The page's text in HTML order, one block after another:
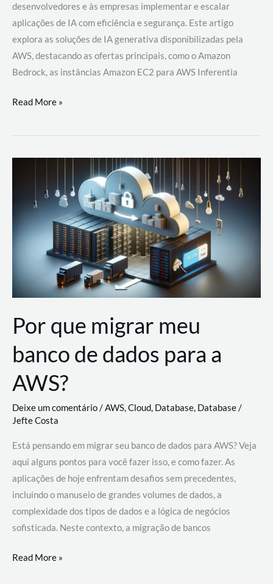
desenvolvedores e às empresas implementar e escalar
aplicações de IA com eficiência e segurança. Este artigo
explora as soluções de IA generativa disponibilizadas pela
AWS, destacando as ofertas principais, como o Amazon
Bedrock, as instâncias Amazon EC2 para AWS Inferentia
Utilizando
Soluções
AWS
Read More »
Por que migrar meu
banco de dados para a
AWS?
Deixe um comentário/AWS,Cloud, Database, Database/
Jefte Costa
Está pensando em migrar seu banco de dados para AWS? Veja
aqui alguns pontos para você fazer isso, e como fazer. As
aplicações de hoje enfrentam desafios sem precedentes,
incluindo o manuseio de grandes volumes de dados, a
complexidade dos tipos de dados e a lógica de negócios
sofisticada. Neste contexto, a migração de bancos
Por
Read More »